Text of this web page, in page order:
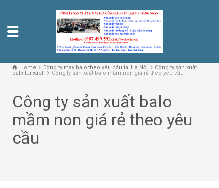
Home Công ty may balo theo yêu cầu tại Hà Nội
Công ty sản xuất
balo túi xách
Công ty sản xuất balo mầm non giá rẻ theo yêu cầu
Công ty sản xuất balo
mầm non giá rẻ theo yêu
cầu